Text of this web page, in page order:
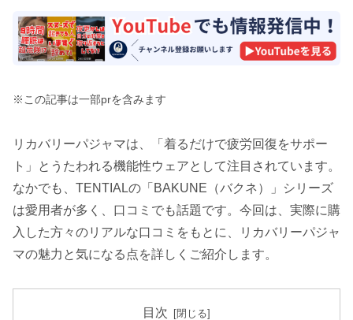
※この記事は一部prを含みます
リカバリーパジャマは、「着るだけで疲労回復をサポー
ト」とうたわれる機能性ウェアとして注目されています。
なかでも、TENTIALの「BAKUNE（バクネ）」シリーズ
は愛用者が多く、口コミでも話題です。今回は、実際に購
入した方々のリアルな口コミをもとに、リカバリーパジャ
マの魅力と気になる点を詳しくご紹介します。
目次